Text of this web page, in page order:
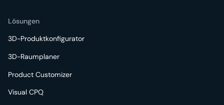
Lösungen
3D-Produktkonfigurator
3D-Raumplaner
Product Customizer
Visual CPQ